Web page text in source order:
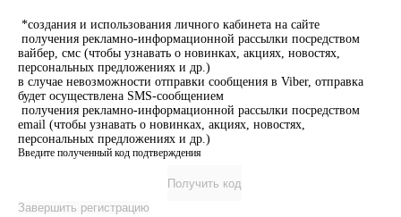
*создания и использования личного кабинета на сайте
получения рекламно-информационной рассылки посредством
вайбер, смс (чтобы узнавать о новинках, акциях, новостях,
персональных предложениях и др.)
в случае невозможности отправки сообщения в Viber, отправка
будет осуществлена SMS-сообщением
получения рекламно-информационной рассылки посредством
email (чтобы узнавать о новинках, акциях, новостях,
персональных предложениях и др.)
Введите полученный код подтверждения
Получить код
Завершить регистрацию